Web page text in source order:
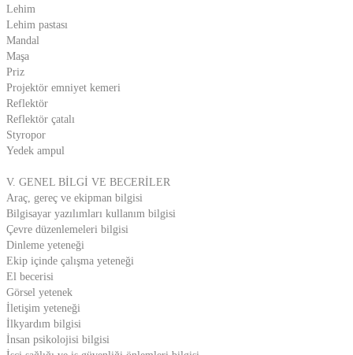
Lehim
Lehim pastası
Mandal
Maşa
Priz
Projektör emniyet kemeri
Reflektör
Reflektör çatalı
Styropor
Yedek ampul
V. GENEL BİLGİ VE BECERİLER
Araç, gereç ve ekipman bilgisi
Bilgisayar yazılımları kullanım bilgisi
Çevre düzenlemeleri bilgisi
Dinleme yeteneği
Ekip içinde çalışma yeteneği
El becerisi
Görsel yetenek
İletişim yeteneği
İlkyardım bilgisi
İnsan psikolojisi bilgisi